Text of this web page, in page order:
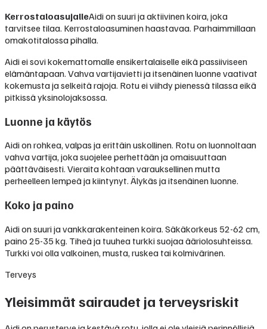
KerrostaloasujalleAidi on suuri ja aktiivinen koira, joka
tarvitsee tilaa. Kerrostaloasuminen haastavaa. Parhaimmillaan
omakotitalossa pihalla.
Aidi ei sovi kokemattomalle ensikertalaiselle eikä passiiviseen
elämäntapaan. Vahva vartijavietti ja itsenäinen luonne vaativat
kokemusta ja selkeitä rajoja. Rotu ei viihdy pienessä tilassa eikä
pitkissä yksinolojaksossa.
Luonne ja käytös
Aidi on rohkea, valpas ja erittäin uskollinen. Rotu on luonnoltaan
vahva vartija, joka suojelee perhettään ja omaisuuttaan
päättäväisesti. Vieraita kohtaan varauksellinen mutta
perheelleen lempeä ja kiintynyt. Älykäs ja itsenäinen luonne.
Koko ja paino
Aidi on suuri ja vankkarakenteinen koira. Säkäkorkeus 52-62 cm,
paino 25-35 kg. Tiheä ja tuuhea turkki suojaa ääriolosuhteissa.
Turkki voi olla valkoinen, musta, ruskea tai kolmivärinen.
Terveys
Yleisimmät sairaudet ja terveysriskit